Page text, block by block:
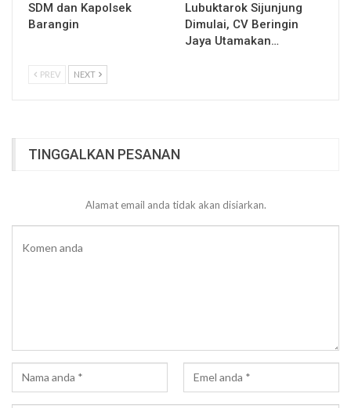
SDM dan Kapolsek
Barangin
Lubuktarok Sijunjung
Dimulai, CV Beringin
Jaya Utamakan…
PREV NEXT
TINGGALKAN PESANAN
Alamat email anda tidak akan disiarkan.